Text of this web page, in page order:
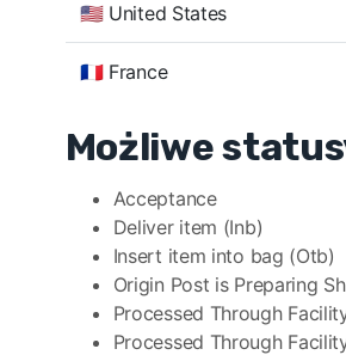
🇺🇸 United States
🇫🇷 France
Możliwe
Acceptance
Deliver item (Inb)
Insert item into bag (Otb)
Origin Post is Preparing
Processed Through
Processed Through